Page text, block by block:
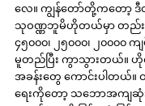
လေ။ ကျွန်တော်တို့ကတော့ ဒီ
သုဝဏ္ဏဘူမိဟိုတယ်မှာ တည်းဖ
၄၅၀၀၀၊ ၂၅၀၀၀၊ ၂၀၀၀၀ က
မူတည်ပြီး ကွာသွားတယ်။
အခန်းတွေ ကောင်းပါတယ်
ရေးကိုတော့ သဘောအကျဆုံ